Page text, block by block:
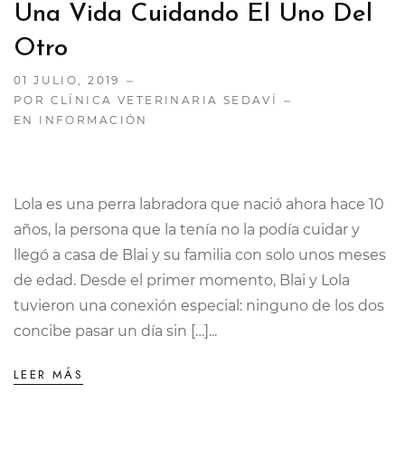
Una Vida Cuidando El Uno Del
Otro
01 JULIO, 2019
POR CLÍNICA VETERINARIA SEDAVÍ
EN INFORMACIÓN
Lola es una perra labradora que nació ahora hace 10
años, la persona que la tenía no la podía cuidar y
llegó a casa de Blai y su familia con solo unos meses
de edad. Desde el primer momento, Blai y Lola
tuvieron una conexión especial: ninguno de los dos
concibe pasar un día sin […]...
LEER MÁS